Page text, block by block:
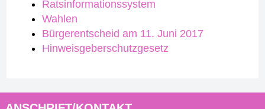
Ratsinformationssystem
Wahlen
Bürgerentscheid am 11. Juni 2017
Hinweisgeberschutzgesetz